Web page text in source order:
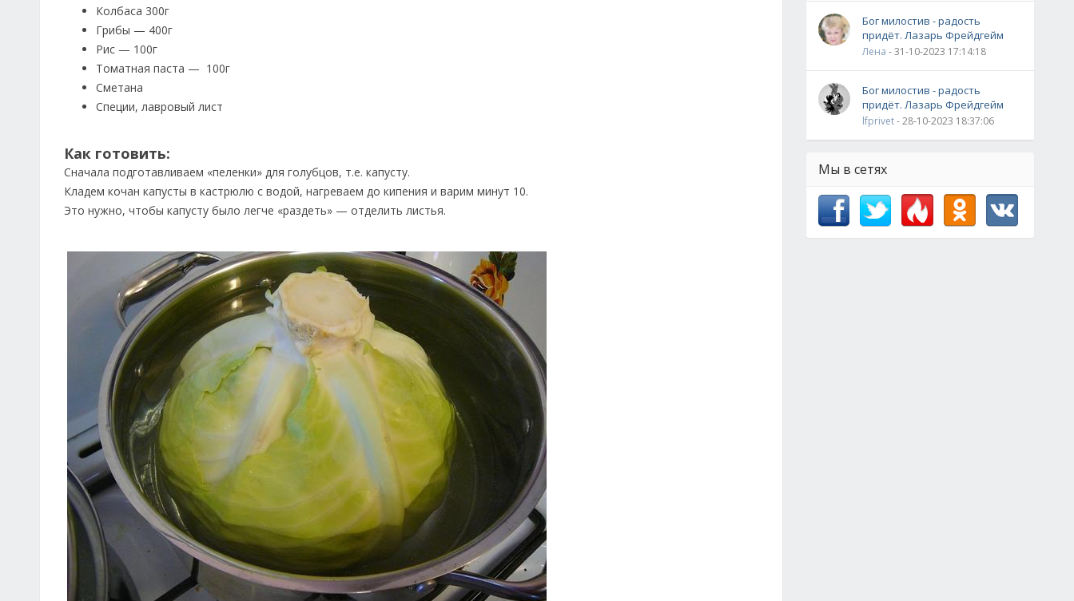
Колбаса 300г
Грибы — 400г
Рис — 100г
Томатная паста — 100г
Сметана
Специи, лавровый лист
Как готовить:
Сначала подготавливаем «пеленки» для голубцов, т.е. капусту.
Кладем кочан капусты в кастрюлю с водой, нагреваем до кипения и варим минут 10.
Это нужно, чтобы капусту было легче «раздеть» — отделить листья.
Бог милостив - радость
придёт. Лазарь Фрейдгейм
Лена - 31-10-2023 17:14:18
Бог милостив - радость
придёт. Лазарь Фрейдгейм
lfprivet- 28-10-2023 18:37:06
Мы в сетях